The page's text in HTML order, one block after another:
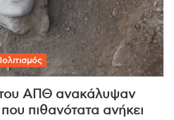
του ΑΠΘ ανακάλυψαν
πιθανότατα ανήκει